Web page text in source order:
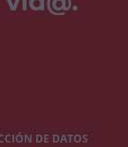
DE DATOS